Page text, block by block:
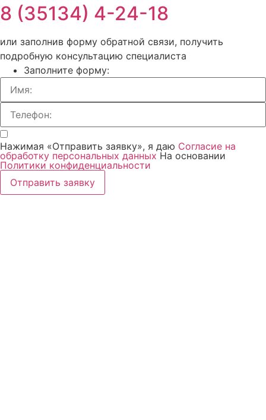
8 (35134) 4-24-18
или заполнив форму обратной связи, получить
подробную консультацию специалиста
Заполните форму:
Нажимая «Отправить заявку», я даю Согласие на
обработку персональных данных На основании
Политики конфиденциальности
Отправить заявку